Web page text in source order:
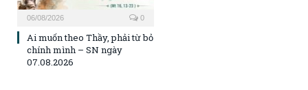
06/08/2026 0
Ai muốn theo Thầy, phải từ bỏ
chính mình – SN ngày
07.08.2026